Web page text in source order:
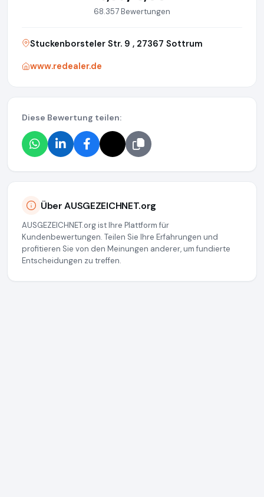
68.357 Bewertungen
Stuckenborsteler Str. 9 , 27367 Sottrum
www.redealer.de
Diese Bewertung teilen:
Über AUSGEZEICHNET.org
AUSGEZEICHNET.org ist Ihre Plattform für
Kundenbewertungen. Teilen Sie Ihre Erfahrungen und
profitieren Sie von den Meinungen anderer, um fundierte
Entscheidungen zu treffen.